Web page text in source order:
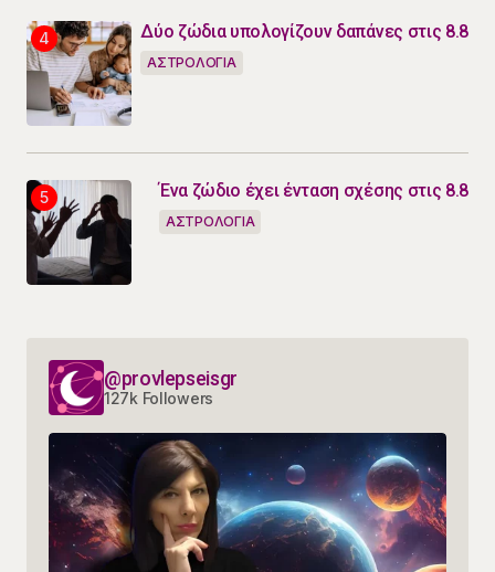
Δύο ζώδια υπολογίζουν δαπάνες στις 8.8
ΑΣΤΡΟΛΟΓΙΑ
Ένα ζώδιο έχει ένταση σχέσης στις 8.8
ΑΣΤΡΟΛΟΓΙΑ
@provlepseisgr
127k Followers